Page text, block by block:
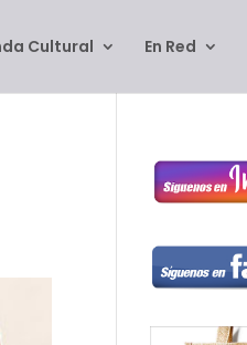
Cultural En Red